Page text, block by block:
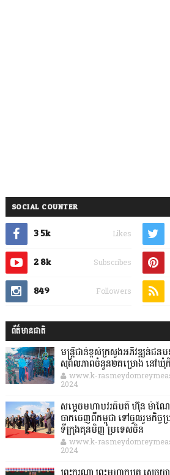
SOCIAL COUNTER
3.5k Likes
2.8k Subscribes
849 Followers
ព័ត៌មានជាតិ
មន្ត្រីជាន់ខ្ពស់ក្រសួងអភិវឌ្ឍន៍ជន
សុពលភាពចំនួន២គម្រោង នៅឃុំកិ
www.k-
2024
សម្តេចមហាបវរធិបតី ហ៊ុន ម៉ាណ
ចាកចេញពីកម្ពុជា ទៅចូលរួមកិច្ច
ទីក្រុងគុនមិញ ប្រទេសចិន
www.k-
2024